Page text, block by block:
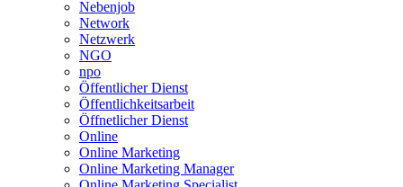
Nebenjob
Network
Netzwerk
NGO
npo
Öffentlicher Dienst
Öffentlichkeitsarbeit
Öffnetlicher Dienst
Online
Online Marketing
Online Marketing Manager